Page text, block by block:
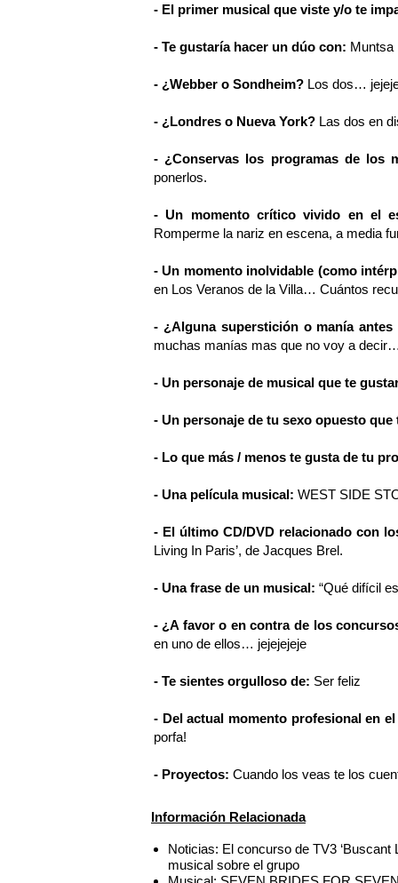
- El primer musical que viste y/o te
- Te gustaría hacer un dúo con:
- ¿Webber o Sondheim?Los dos…
- ¿Londres o Nueva York? Las dos en
- ¿Conservas los programas de los
ponerlos.
- Un momento crítico vivido en el
Romperme la nariz en escena, a media
- Un momento inolvidable (como
en Los Veranos de la Villa… Cuántos
- ¿Alguna superstición o manía antes
muchas manías mas que no voy a
- Un personaje de musical que te
- Un personaje de tu sexo opuesto
- Lo que más / menos te gusta de tu
- Una película musical: WEST SIDE
- El último CD/DVD relacionado con
Living In Paris’, de Jacques Brel.
- Una frase de un musical: “Qué difícil
- ¿A favor o en contra de los
en uno de ellos… jejejejeje
- Te sientes orgulloso de: Ser feliz
- Del actual momento profesional en
porfa!
- Proyectos: Cuando los veas te los
Información Relacionada
Noticias: El concurso de TV3 ‘Buscant
musical sobre el grupo